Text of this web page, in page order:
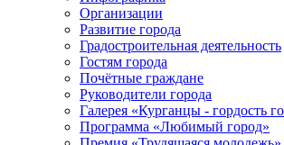
Организации
Развитие города
Градостроительная деятельность
Гостям города
Почётные граждане
Руководители города
Галерея «Курганцы - гордость
Программа «Любимый город»